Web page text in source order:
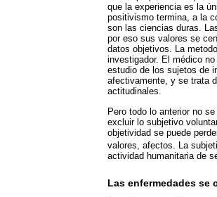
que la experiencia es la
positivismo termina, a la
son las ciencias duras.
por eso sus valores se
datos objetivos. La
investigador. El médico
estudio de los sujetos de
afectivamente, y se trata
actitudinales.
Pero todo lo anterior no
excluir lo subjetivo
objetividad se puede
valores, afectos. La
actividad humanitaria de
Las enfermedades se